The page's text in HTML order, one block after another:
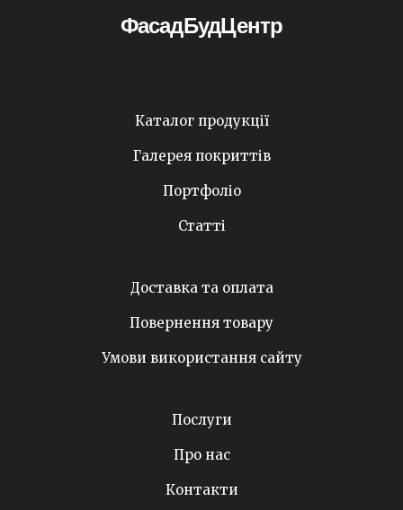
ФасадБудЦентр
Каталог продукції
Галерея покриттів
Портфоліо
Статті
Доставка та оплата
Повернення товару
Умови використання сайту
Послуги
Про нас
Контакти